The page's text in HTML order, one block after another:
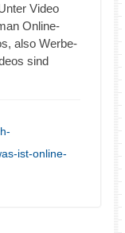
Video
Online-
also Werbe-
sind
ist-online-